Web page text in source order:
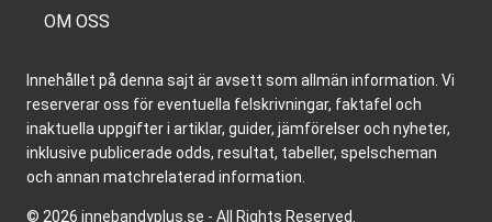
OM OSS
Innehållet på denna sajt är avsett som allmän information. Vi
reserverar oss för eventuella felskrivningar, faktafel och
inaktuella uppgifter i artiklar, guider, jämförelser och nyheter,
inklusive publicerade odds, resultat, tabeller, spelscheman
och annan matchrelaterad information.
© 2026 innebandyplus.se - All Rights Reserved.